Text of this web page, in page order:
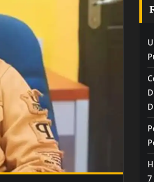
7